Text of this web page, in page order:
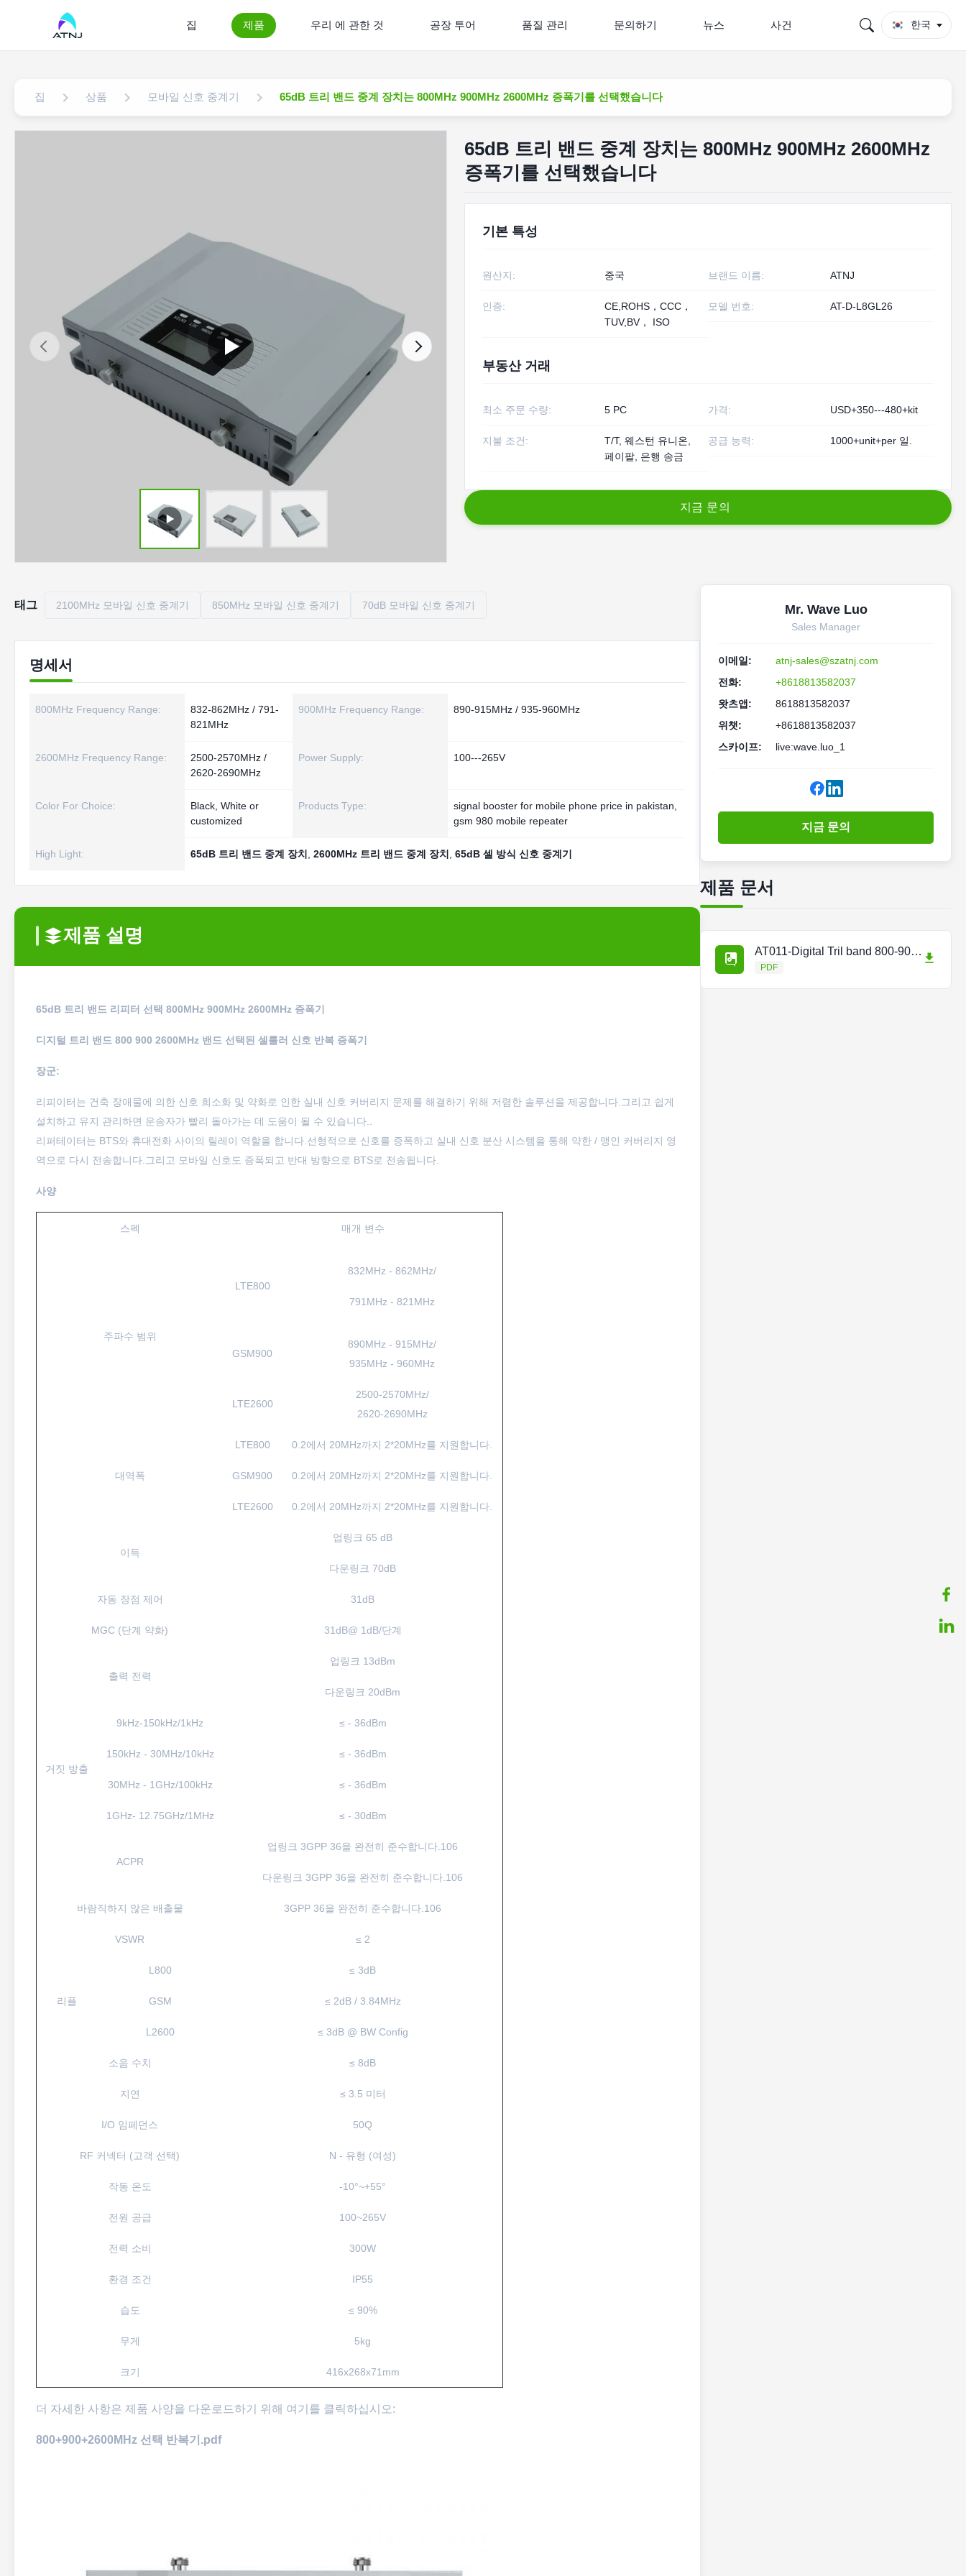
집 제품 우리 에 관한 것 공장 투어 품질 관리 문의하기 뉴스 사건 한국
집 상품 모바일 신호 중계기 65dB 트리 밴드 중계 장치는 800MHz 900MHz 2600MHz 증폭기를 선택했습니다
65dB 트리 밴드 중계 장치는 800MHz 900MHz 2600MHz
증폭기를 선택했습니다
기본 특성
원산지: 중국 브랜드 이름: ATNJ
인증:
CE,ROHS，CCC，
TUV,BV， ISO
모델 번호: AT-D-L8GL26
부동산 거래
최소 주문 수량: 5 PC 가격: USD+350---480+kit
지불 조건:
T/T, 웨스턴 유니온,
페이팔, 은행 송금
공급 능력: 1000+unit+per 일.
지 금 문의
태그 2100MHz 모바일 신호 중계기 850MHz 모바일 신호 중계기 70dB 모바일 신호 중계기
명세서
800MHz Frequency Range:
832-862MHz / 791-
821MHz
900MHz Frequency Range: 890-915MHz / 935-960MHz
2600MHz Frequency Range:
2500-2570MHz /
2620-2690MHz
Power Supply: 100---265V
Color For Choice:
Black, White or
customized
Products Type:
signal booster for mobile phone price in pakistan,
gsm 980 mobile repeater
High Light: 65dB 트리 밴드 중계 장치 2600MHz 트리 밴드 중계 장치 65dB 셀 방식 신호 중계기
제품 설명
65dB 트리 밴드 리피터 선택 800MHz 900MHz 2600MHz 증폭기
디지털 트리 밴드 800 900 2600MHz 밴드 선택된 셀룰러 신호 반복 증폭기
장군:
리피이터는 건축 장애물에 의한 신호 희소화 및 약화로 인한 실내 신호 커버리지 문제를 해결하기 위해 저렴한 솔루션을 제공합니다.그리고 쉽게
설치하고 유지 관리하면 운송자가 빨리 돌아가는 데 도움이 될 수 있습니다..
리퍼테이터는 BTS와 휴대전화 사이의 릴레이 역할을 합니다.선형적으로 신호를 증폭하고 실내 신호 분산 시스템을 통해 약한 / 맹인 커버리지 영
역으로 다시 전송합니다.그리고 모바일 신호도 증폭되고 반대 방향으로 BTS로 전송됩니다.
사양
스펙 매개 변수
주파수 범위
LTE800
832MHz - 862MHz/
791MHz - 821MHz
GSM900
890MHz - 915MHz/
935MHz - 960MHz
LTE2600
2500-2570MHz/
2620-2690MHz
대역폭
LTE800 0.2에서 20MHz까지 2*20MHz를 지원합니다.
GSM900 0.2에서 20MHz까지 2*20MHz를 지원합니다.
LTE2600 0.2에서 20MHz까지 2*20MHz를 지원합니다.
이득
업링크 65 dB
다운링크 70dB
자동 장점 제어 31dB
MGC (단계 약화) 31dB@ 1dB/단계
출력 전력
업링크 13dBm
다운링크 20dBm
거짓 방출
9kHz-150kHz/1kHz ≤ - 36dBm
150kHz - 30MHz/10kHz ≤ - 36dBm
30MHz - 1GHz/100kHz ≤ - 36dBm
1GHz- 12.75GHz/1MHz ≤ - 30dBm
ACPR
업링크 3GPP 36을 완전히 준수합니다.106
다운링크 3GPP 36을 완전히 준수합니다.106
바람직하지 않은 배출물 3GPP 36을 완전히 준수합니다.106
VSWR ≤ 2
리플
L800 ≤ 3dB
GSM ≤ 2dB / 3.84MHz
L2600 ≤ 3dB @ BW Config
소음 수치 ≤ 8dB
지연 ≤ 3.5 미터
I/O 임페던스 50Q
RF 커넥터 (고객 선택) N - 유형 (여성)
작동 온도 -10°~+55°
전원 공급 100~265V
전력 소비 300W
환경 조건 IP55
습도 ≤ 90%
무게 5kg
크기 416x268x71mm
더 자세한 사항은 제품 사양을 다운로드하기 위해 여기를 클릭하십시오:
800+900+2600MHz 선택 반복기.pdf
Mr. Wave Luo
Sales Manager
이메일:
atnj-sales@szatnj.com
전화:
+8618813582037
왓츠앱:
8618813582037
위챗:
+8618813582037
스카이프:
live:wave.luo_1
지금 문의
제품 문서
AT011-Digital Tril band 800-900-2600.pdf
PDF